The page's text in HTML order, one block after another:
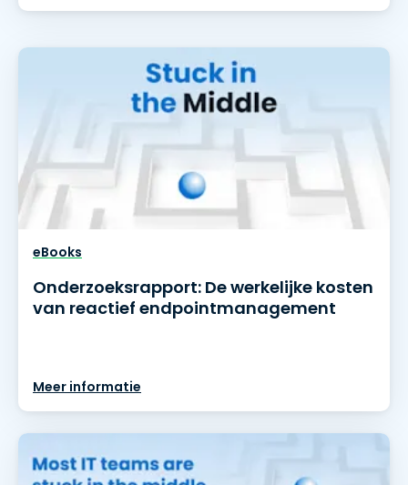
eBooks
Onderzoeksrapport: De werkelijke kosten
van reactief endpointmanagement
Meer informatie